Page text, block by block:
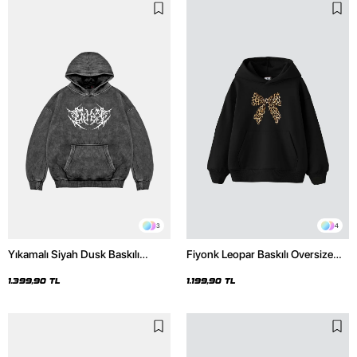
3
Yıkamalı Siyah Dusk Baskılı
1.399,90 TL
4
Fiyonk Leopar Baskılı Oversize
1.199,90 TL